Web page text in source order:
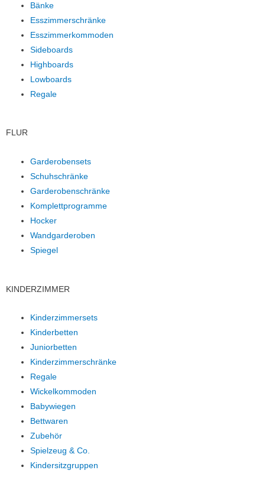
Bänke
Esszimmerschränke
Esszimmerkommoden
Sideboards
Highboards
Lowboards
Regale
FLUR
Garderobensets
Schuhschränke
Garderobenschränke
Komplettprogramme
Hocker
Wandgarderoben
Spiegel
KINDERZIMMER
Kinderzimmersets
Kinderbetten
Juniorbetten
Kinderzimmerschränke
Regale
Wickelkommoden
Babywiegen
Bettwaren
Zubehör
Spielzeug & Co.
Kindersitzgruppen